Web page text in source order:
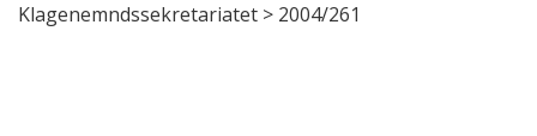
Klagenemndssekretariatet > 2004/261